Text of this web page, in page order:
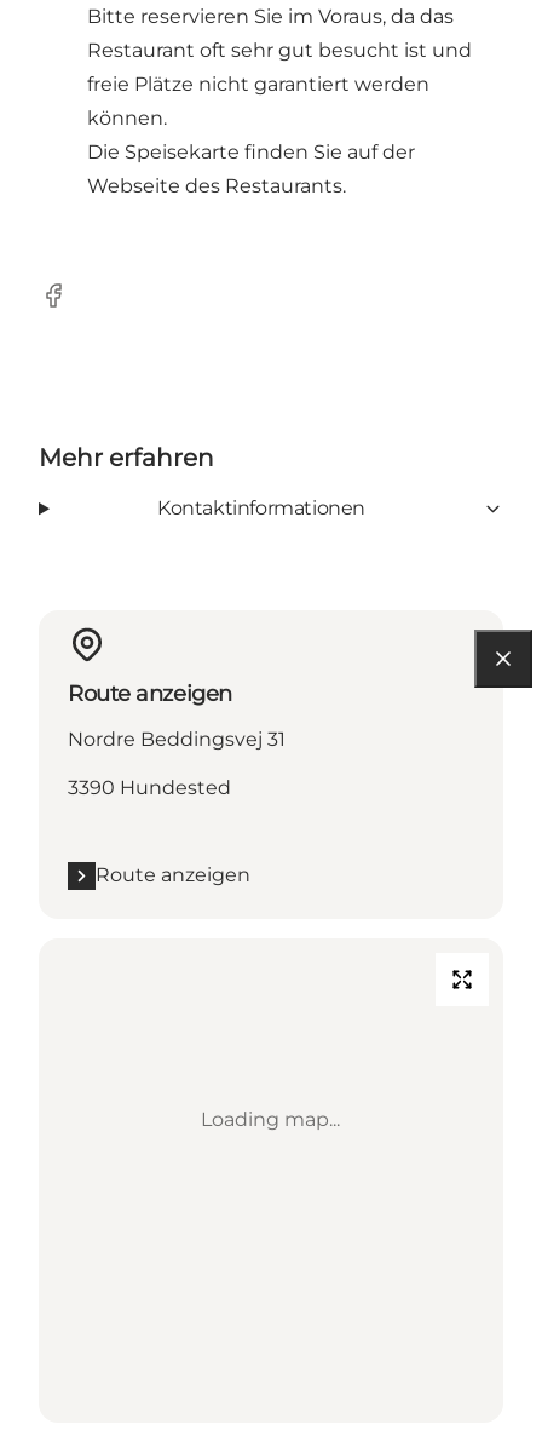
Bitte reservieren Sie im Voraus, da das
Restaurant oft sehr gut besucht ist und
freie Plätze nicht garantiert werden
können.
Die Speisekarte finden Sie auf der
Webseite des Restaurants.
Facebook
Mehr erfahren
Kontaktinformationen
Route anzeigen
Nordre Beddingsvej 31
3390 Hundested
Route anzeigen
Loading map...